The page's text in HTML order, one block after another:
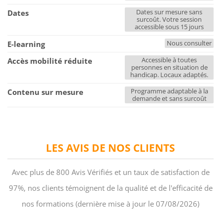
LES AVIS DE NOS CLIENTS
Avec plus de 800 Avis Vérifiés et un taux de satisfaction de
97%, nos clients témoignent de la qualité et de l'efficacité de
nos formations (dernière mise à jour le 07/08/2026)
Dates
Dates sur mesure sans
surcoût. Votre session
accessible sous 15 jours
E-learning Nous consulter
Accès mobilité réduite
Accessible à toutes
personnes en situation de
handicap. Locaux adaptés.
Contenu sur mesure
Programme adaptable à la
demande et sans surcoût